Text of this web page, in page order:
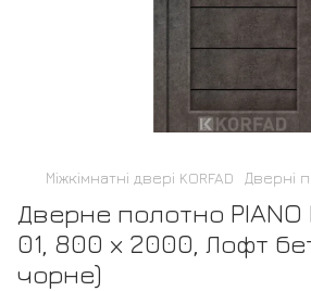
Міжкімнатні двері KORFAD Дверні
Дверне полотно PIANO
01, 800 х 2000, Лофт
чорне)